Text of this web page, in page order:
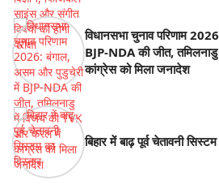
विधानसभा चुनाव परिणाम
BJP-NDA की जीत,
कांग्रेस को मिला जनादेश
बिहार में बाढ़ पूर्व चेतावनी